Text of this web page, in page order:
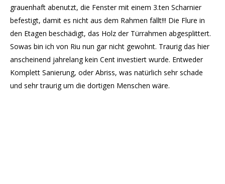
grauenhaft abenutzt, die Fenster mit einem 3.ten Scharnier
befestigt, damit es nicht aus dem Rahmen fällt!!! Die Flure in
den Etagen beschädigt, das Holz der Türrahmen abgesplittert.
Sowas bin ich von Riu nun gar nicht gewohnt. Traurig das hier
anscheinend jahrelang kein Cent investiert wurde. Entweder
Komplett Sanierung, oder Abriss, was natürlich sehr schade
und sehr traurig um die dortigen Menschen wäre.